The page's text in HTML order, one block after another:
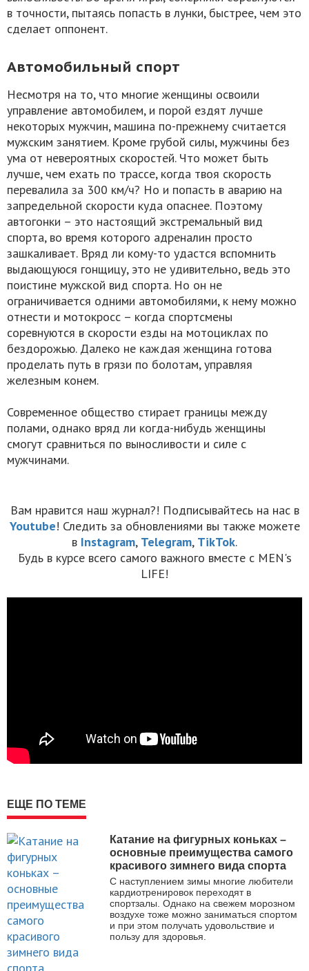
в точности, пытаясь попасть в лунки, быстрее, чем это
сделает оппонент.
Автомобильный спорт
Несмотря на то, что многие женщины освоили
управление автомобилем, и порой ездят лучше
некоторых мужчин, машина по-прежнему считается
мужским занятием. Кроме грубой силы, мужчины без
ума от невероятных скоростей. Что может быть
лучше, чем ехать по трассе, когда твоя скорость
перевалила за 300 км/ч? Но и попасть в аварию на
запредельной скорости куда опаснее. Поэтому
автогонки – это настоящий экстремальный вид
спорта, во время которого адреналин просто
зашкаливает. Вряд ли кому-то удастся вспомнить
выдающуюся гонщицу, это не удивительно, ведь это
поистине мужской вид спорта. Но он не
ограничивается одними автомобилями, к нему можно
отнести и мотокросс – когда спортсмены
соревнуются в скорости езды на мотоциклах по
бездорожью. Далеко не каждая женщина готова
проделать путь в грязи по болотам, управляя
железным конем.
Современное общество стирает границы между
полами, однако вряд ли когда-нибудь женщины
смогут сравниться по выносливости и силе с
мужчинами.
Вам нравится наш журнал?! Подписывайтесь на нас в
Youtube! Следить за обновлениями вы также можете
в Instagram, Telegram, TikTok.
Будь в курсе всего самого важного вместе с MEN's
LIFE!
ЕЩЕ ПО ТЕМЕ
Катание на фигурных коньках –
основные преимущества самого
красивого зимнего вида спорта
С наступлением зимы многие любители
кардиотренировок переходят в
спортзалы. Однако на свежем морозном
воздухе тоже можно заниматься спортом
и при этом получать удовольствие и
пользу для здоровья.